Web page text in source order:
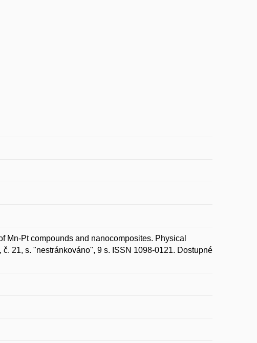
Mn-Pt compounds and nanocomposites. Physical
21, s. "nestránkováno", 9 s. ISSN 1098-0121. Dostupné